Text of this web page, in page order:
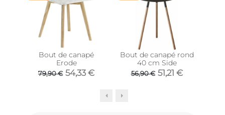
Bout de canapé
Erode
79,90 € 54,33 €
Bout de canapé rond
40 cm Side
56,90 € 51,21 €